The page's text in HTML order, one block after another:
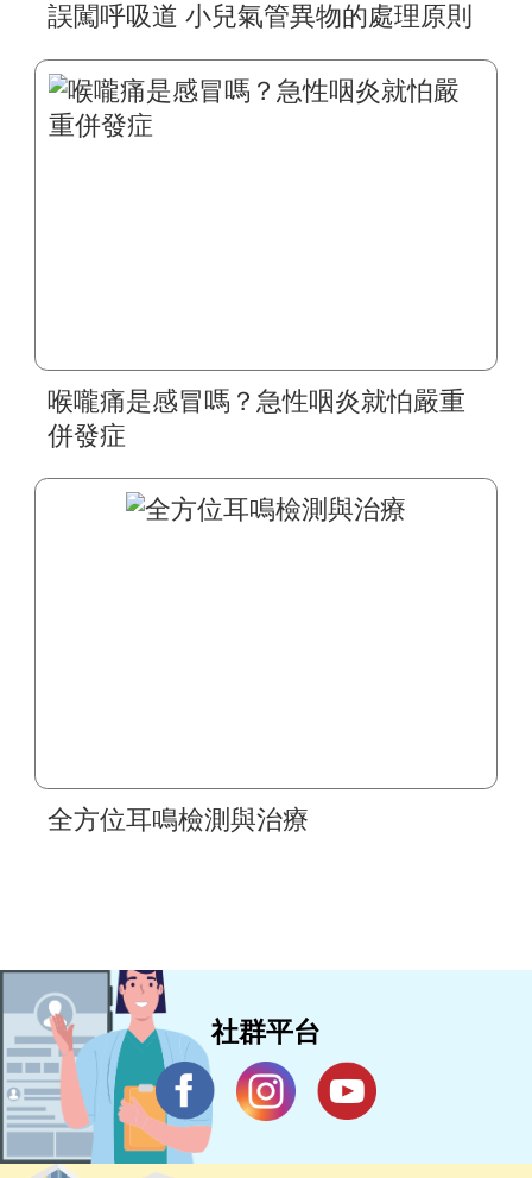
誤闖呼吸道 小兒氣管異物的處理原則
喉嚨痛是感冒嗎？急性咽炎就怕嚴重
併發症
全方位耳鳴檢測與治療
社群平台